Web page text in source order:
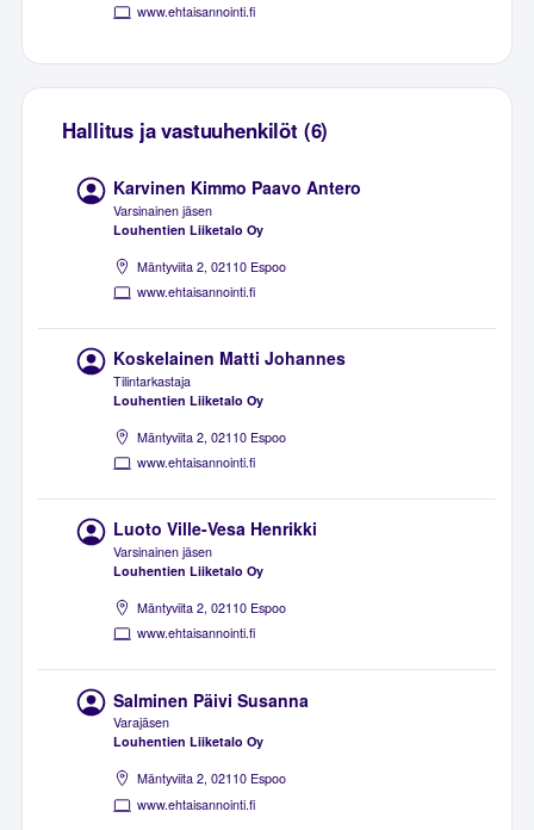
www.ehtaisannointi.fi
Hallitus ja vastuuhenkilöt (6)
Karvinen Kimmo Paavo Antero
Varsinainen jäsen
Louhentien Liiketalo Oy
Mäntyviita 2, 02110 Espoo
www.ehtaisannointi.fi
Koskelainen Matti Johannes
Tilintarkastaja
Louhentien Liiketalo Oy
Mäntyviita 2, 02110 Espoo
www.ehtaisannointi.fi
Luoto Ville-Vesa Henrikki
Varsinainen jäsen
Louhentien Liiketalo Oy
Mäntyviita 2, 02110 Espoo
www.ehtaisannointi.fi
Salminen Päivi Susanna
Varajäsen
Louhentien Liiketalo Oy
Mäntyviita 2, 02110 Espoo
www.ehtaisannointi.fi